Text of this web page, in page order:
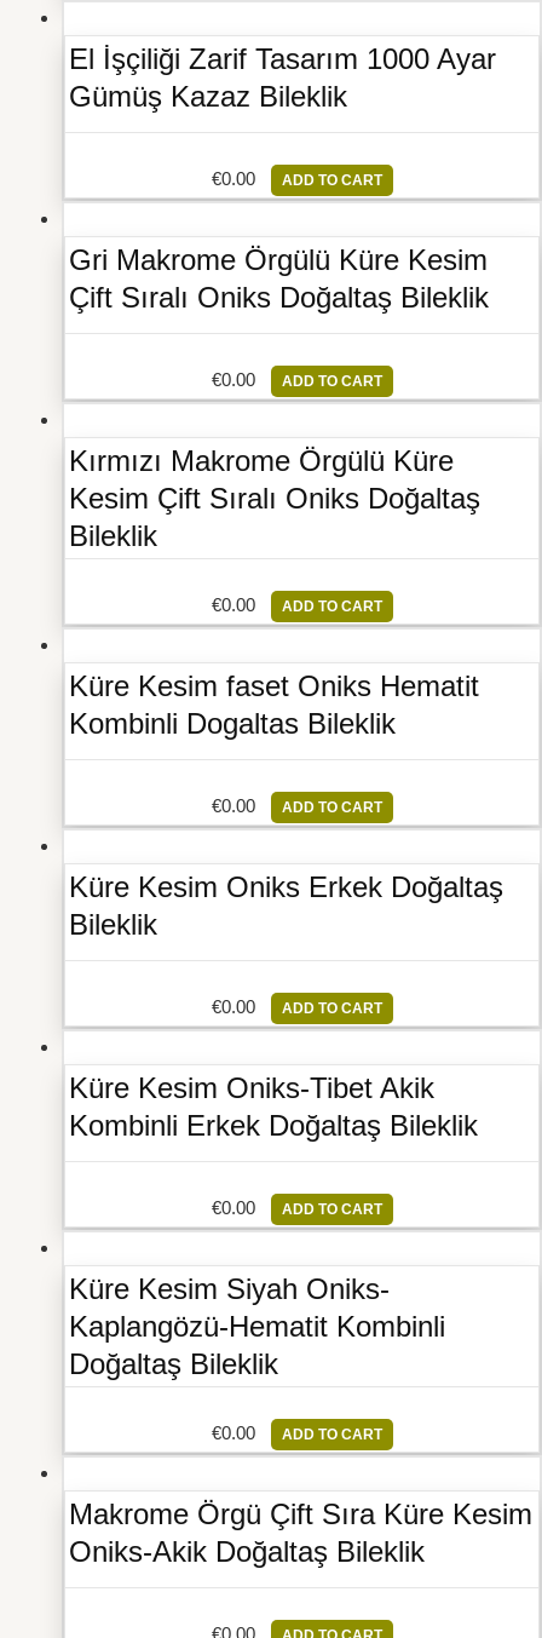
El İşçiliği Zarif Tasarım 1000 Ayar
Gümüş Kazaz Bileklik
€0.00 ADD TO CART
Gri Makrome Örgülü Küre Kesim
Çift Sıralı Oniks Doğaltaş Bileklik
€0.00 ADD TO CART
Kırmızı Makrome Örgülü Küre
Kesim Çift Sıralı Oniks Doğaltaş
Bileklik
€0.00 ADD TO CART
Küre Kesim faset Oniks Hematit
Kombinli Dogaltas Bileklik
€0.00 ADD TO CART
Küre Kesim Oniks Erkek Doğaltaş
Bileklik
€0.00 ADD TO CART
Küre Kesim Oniks-Tibet Akik
Kombinli Erkek Doğaltaş Bileklik
€0.00 ADD TO CART
Küre Kesim Siyah Oniks-
Kaplangözü-Hematit Kombinli
Doğaltaş Bileklik
€0.00 ADD TO CART
Makrome Örgü Çift Sıra Küre Kesim
Oniks-Akik Doğaltaş Bileklik
€0.00